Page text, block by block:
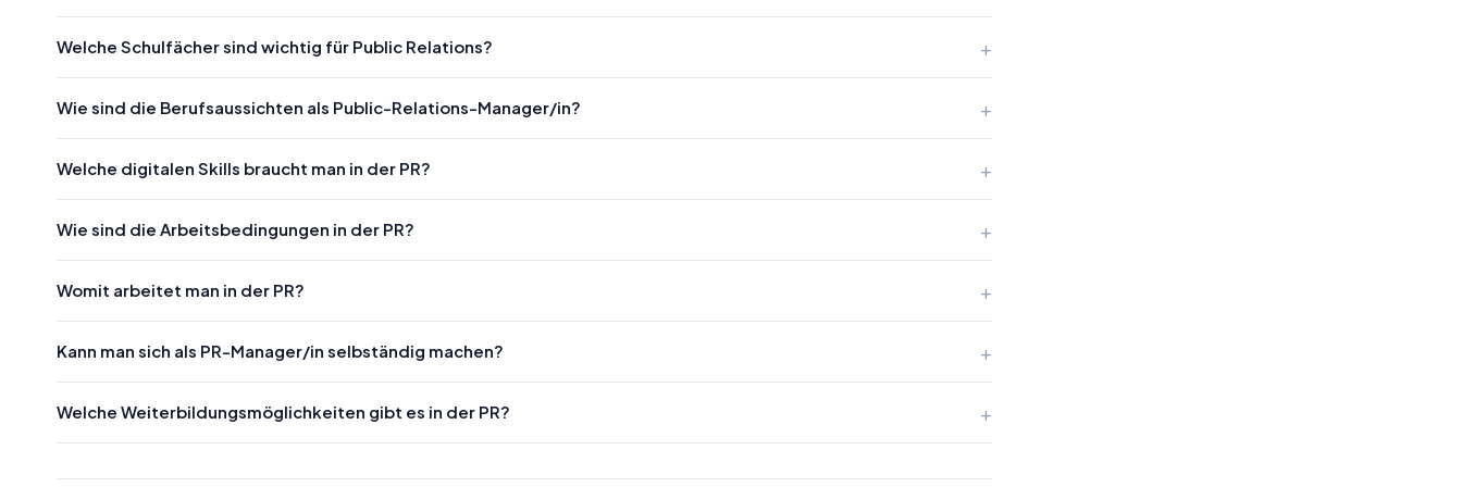
Welche Schulfächer sind wichtig für Public Relations?
Wie sind die Berufsaussichten als Public-Relations-Manager/in?
Welche digitalen Skills braucht man in der PR?
Wie sind die Arbeitsbedingungen in der PR?
Womit arbeitet man in der PR?
Kann man sich als PR-Manager/in selbständig machen?
Welche Weiterbildungsmöglichkeiten gibt es in der PR?